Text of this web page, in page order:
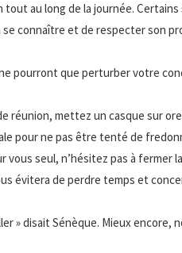
tout au long de la journée.
connaître et de respecter son
pourront que perturber votre
réunion, mettez un casque sur
pour ne pas être tenté de
vous seul, n’hésitez pas à fermer
évitera de perdre temps et
» disait Sénèque. Mieux encore,